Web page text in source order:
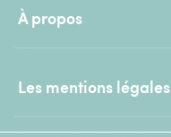
À propos
Les mentions légales